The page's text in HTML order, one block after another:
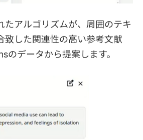
たアルゴリズムが、周囲のテキ
致した関連性の高い参考文献
のデータから提案します。